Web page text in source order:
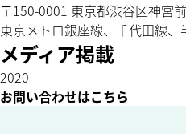
〒150-0001 東京都渋谷区神宮
東京メトロ銀座線、千代田線
メディア掲載
2020
お問い合わせはこちら